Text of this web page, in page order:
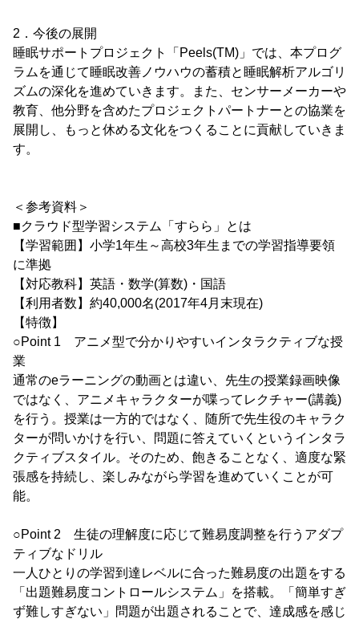
2．今後の展開
睡眠サポートプロジェクト「Peels(TM)」では、本プログ
ラムを通じて睡眠改善ノウハウの蓄積と睡眠解析アルゴリ
ズムの深化を進めていきます。また、センサーメーカーや
教育、他分野を含めたプロジェクトパートナーとの協業を
展開し、もっと休める文化をつくることに貢献していきま
す。
＜参考資料＞
■クラウド型学習システム「すらら」とは
【学習範囲】小学1年生～高校3年生までの学習指導要領
に準拠
【対応教科】英語・数学(算数)・国語
【利用者数】約40,000名(2017年4月末現在)
【特徴】
○Point 1 アニメ型で分かりやすいインタラクティブな授
業
通常のeラーニングの動画とは違い、先生の授業録画映像
ではなく、アニメキャラクターが喋ってレクチャー(講義)
を行う。授業は一方的ではなく、随所で先生役のキャラク
ターが問いかけを行い、問題に答えていくというインタラ
クティブスタイル。そのため、飽きることなく、適度な緊
張感を持続し、楽しみながら学習を進めていくことが可
能。
○Point 2 生徒の理解度に応じて難易度調整を行うアダプ
ティブなドリル
一人ひとりの学習到達レベルに合った難易度の出題をする
「出題難易度コントロールシステム」を搭載。「簡単すぎ
ず難しすぎない」問題が出題されることで、達成感を感じ